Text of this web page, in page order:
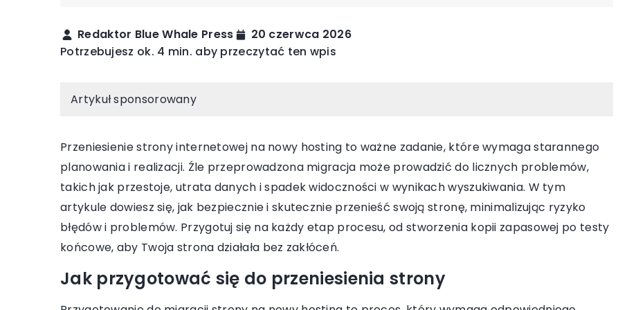
Redaktor Blue Whale Press
20 czerwca 2026
Potrzebujesz ok. 4 min. aby przeczytać ten wpis
Artykuł sponsorowany
Przeniesienie strony internetowej na nowy hosting to ważne zadanie, które wymaga starannego
planowania i realizacji. Źle przeprowadzona migracja może prowadzić do licznych problemów,
takich jak przestoje, utrata danych i spadek widoczności w wynikach wyszukiwania. W tym
artykule dowiesz się, jak bezpiecznie i skutecznie przenieść swoją stronę, minimalizując ryzyko
błędów i problemów. Przygotuj się na każdy etap procesu, od stworzenia kopii zapasowej po testy
końcowe, aby Twoja strona działała bez zakłóceń.
Jak przygotować się do przeniesienia strony
KONSOLE
może pomóc w integracji
konsola może stać się
gry i aktywności.
05 kwietnia 2024
Jak wybrać idealne narzędzie do
pielęgnacji trawnika?
Odkryj kluczowe kroki w wyborze
najlepszego narzędzia do pielęgnacji
trawnika, aby zapewnić zdrowie i
16 czerwca 2026
Jak wybrać idealne narzędzia
ogrodowe do małego ogrodu?
Zadbaj o efektywność i oszczędność